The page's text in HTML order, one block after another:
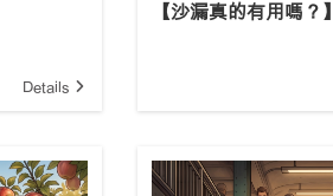
Details
【沙漏真的有用嗎？】